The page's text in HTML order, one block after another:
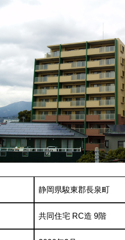
静岡県駿東郡長泉町
共同住宅 RC造 9階